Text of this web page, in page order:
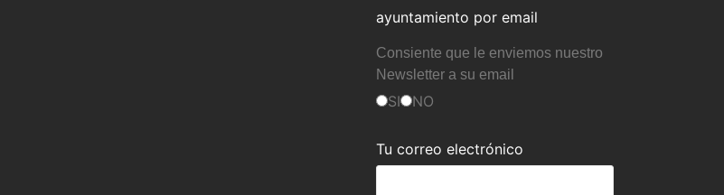
ayuntamiento por email
Consiente que le enviemos nuestro
Newsletter a su email
SI NO
Tu correo electrónico